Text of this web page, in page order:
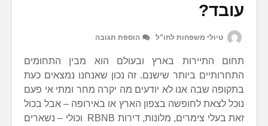
עובד?
טיולי משפחות לחו"ל הוספת תגובה
תחום התיירות בארץ ובעולם הוא מבין התחומים
התחרותיים ביותר שישנם. זה נכון שאנחנו נמצאים כעת
בתקופה שבה אנו לא יודעים מה יקרה מחר ומתי אי פעם
נוכל לצאת לחופשה בצפון הארץ או באירופה – אבל בכול
זאת בעלי צימרים, מלונות, דירות RBNB וכולי – נשארים